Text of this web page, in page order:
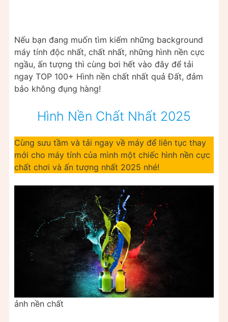
Nếu bạn đang muốn tìm kiếm những background
máy tính độc nhất, chất nhất, những hình nền cực
ngầu, ấn tượng thì cùng bơi hết vào đây để tải
ngay TOP 100+ Hình nền chất nhất quả Đất, đảm
bảo không đụng hàng!
Hình Nền Chất Nhất 2025
Cùng sưu tầm và tải ngay về máy để liên tục thay
mới cho máy tính của mình một chiếc hình nền cực
chất chơi và ấn tượng nhất 2025 nhé!
ảnh nền chất